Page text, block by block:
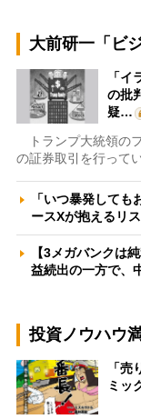
大前研一「ビ
「
の批
疑…
トランプ大統領の
の証券取引を行って
「いつ暴発して
ースXが抱えるリ
【3メガバンクは
益続出の一方で、
投資ノウハウ
「
ミッ